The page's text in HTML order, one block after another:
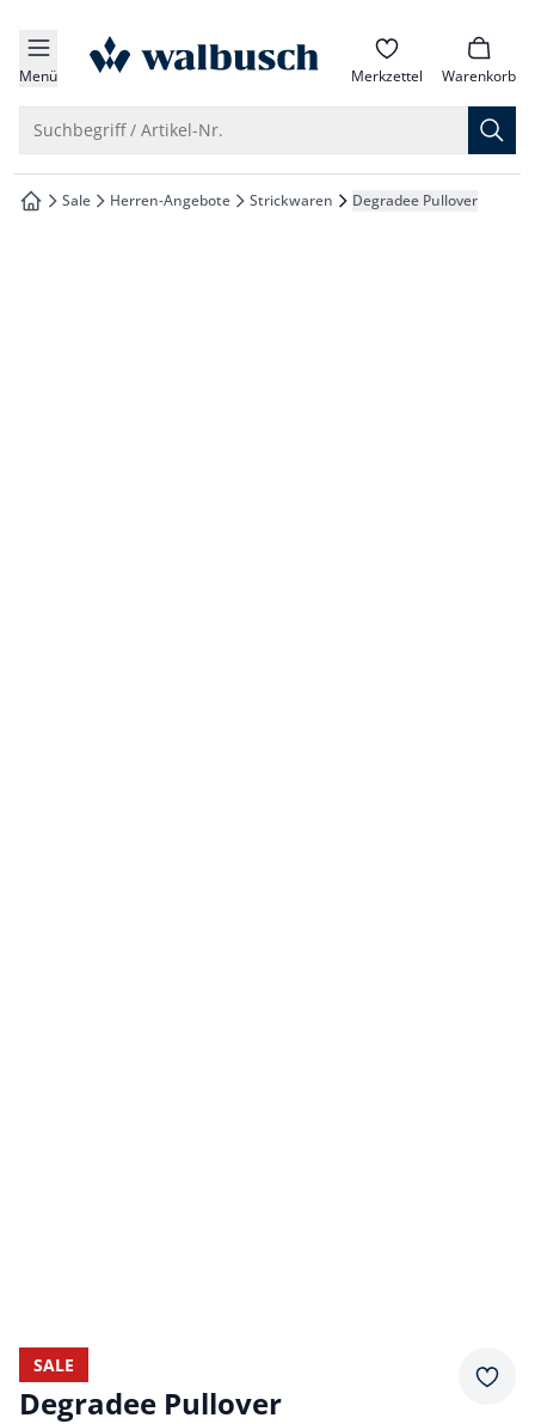
springen
springen
springen
springen
Menü zur Startseite Merkzettel Warenkorb
Suchbegriff / Artikel-Nr.
zur Startseite
Sale Herren-Angebote Strickwaren Degradee Pullover
SALE
Degradee Pullover